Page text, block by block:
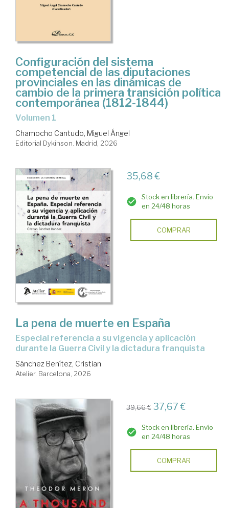
Configuración del sistema
competencial de las diputaciones
provinciales en las dinámicas de
cambio de la primera transición política
contemporánea (1812-1844)
Volumen 1
Chamocho Cantudo, Miguel Ángel
Editorial Dykinson. Madrid, 2026
35,68 €
Stock en librería. Envío
en 24/48 horas
COMPRAR
La pena de muerte en España
Especial referencia a su vigencia y aplicación
durante la Guerra Civil y la dictadura franquista
Sánchez Benítez, Cristian
Atelier. Barcelona, 2026
39,66 € 37,67 €
Stock en librería. Envío
en 24/48 horas
COMPRAR